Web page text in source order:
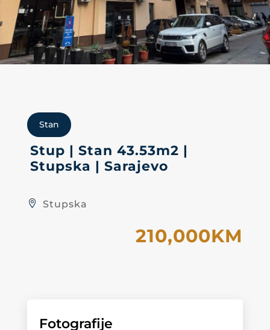
Stan
Stup | Stan 43.53m2 |
Stupska | Sarajevo
Stupska
210,000KM
Fotografije